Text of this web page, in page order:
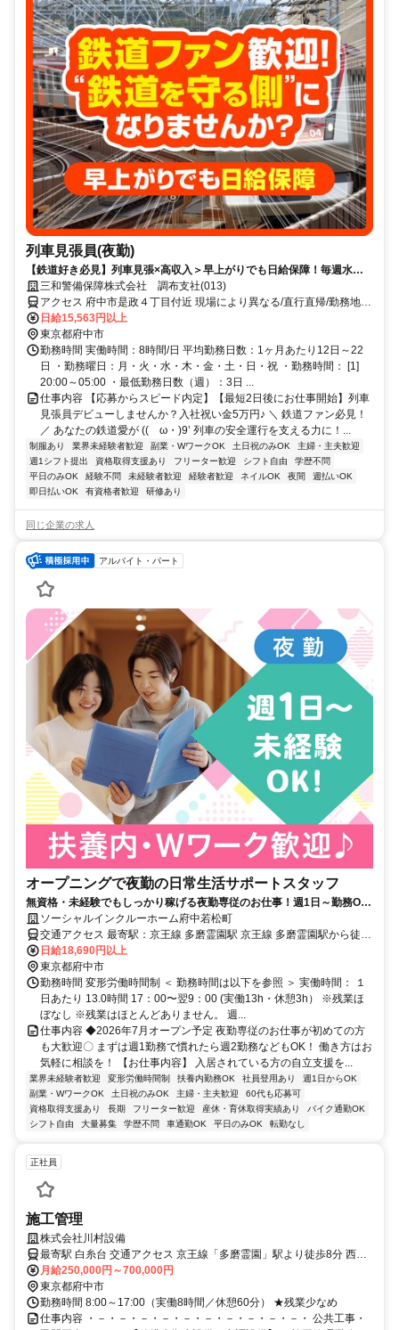
列車見張員(夜勤)
【鉄道好き必見】列車見張×高収入＞早上がりでも日給保障！毎週水曜
が給料日！日払いもOK！
三和警備保障株式会社 調布支社(013)
アクセス 府中市是政４丁目付近 現場により異なる/直行直帰/勤務地相
談可 ■週3日～■電話面接■即日勤務
日給15,563円以上
東京都府中市
勤務時間 実働時間：8時間/日 平均勤務日数：1ヶ月あたり12日～22
日 ・勤務曜日：月・火・水・木・金・土・日・祝 ・勤務時間： [1]
20:00～05:00 ・最低勤務日数（週）：3日 ...
仕事内容 【応募からスピード内定】【最短2日後にお仕事開始】列車
見張員デビューしませんか？入社祝い金5万円♪ ＼ 鉄道ファン必見！
／ あなたの鉄道愛が ((ゝω・)9’ 列車の安全運行を支える力に！...
制服あり 業界未経験者歓迎 副業・WワークOK 土日祝のみOK
主婦・主夫歓迎
週1シフト提出
資格取得支援あり フリーター歓迎 シフト自由
学歴不問
平日のみOK
経験不問 未経験者歓迎 経験者歓迎 ネイルOK 夜間
週払いOK
即日払いOK
有資格者歓迎 研修あり
同じ企業の求人
アルバイト・パート
オープニングで夜勤の日常生活サポートスタッフ
無資格・未経験でもしっかり稼げる夜勤専従のお仕事！週1日～勤務OK
で無理なくスタート！Wワーク・副業の方も両立して働けます〇平日の
み・土日祝のみOK！
ソーシャルインクルーホーム府中若松町
交通アクセス 最寄駅：京王線 多磨霊園駅 京王線 多磨霊園駅から徒歩
4分 9中通り「かみむら牧場 府中店様」裏手
日給18,690円以上
東京都府中市
勤務時間 変形労働時間制 ＜ 勤務時間は以下を参照 ＞ 実働時間： １
日あたり 13.0時間 17：00〜翌9：00 (実働13h・休憩3h） ※残業ほ
ぼなし ※残業はほとんどありません。 週...
仕事内容 ◆2026年7月オープン予定 夜勤専従のお仕事が初めての方
も大歓迎〇 まずは週1勤務で慣れたら週2勤務などもOK！ 働き方はお
気軽に相談を！ 【お仕事内容】 入居されている方の自立支援を...
業界未経験者歓迎 変形労働時間制 扶養内勤務OK 社員登用あり
週1日からOK
副業・WワークOK
土日祝のみOK 主婦・主夫歓迎
60代も応募可
資格取得支援あり
長期 フリーター歓迎 産休・育休取得実績あり
バイク通勤OK
シフト自由
大量募集 学歴不問 車通勤OK 平日のみOK 転勤なし
正社員
施工管理
株式会社川村設備
最寄駅 白糸台 交通アクセス 京王線「多磨霊園」駅より徒歩8分 西武
多摩川線「白糸台」駅より徒歩5分
月給250,000円～700,000円
東京都府中市
勤務時間 8:00～17:00（実働8時間／休憩60分） ★残業少なめ
仕事内容 ・－・－・－・－・－・－・－・－・－・－・ 公共工事・